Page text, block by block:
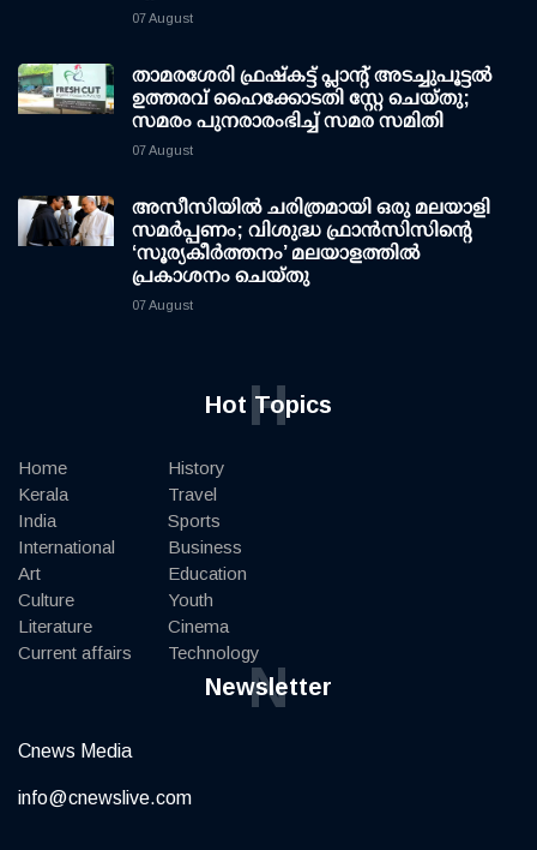
07 August
താമരശേരി ഫ്രഷ്കട്ട് പ്ലാന്റ് അടച്ചുപൂട്ടൽ
ഉത്തരവ് ഹൈക്കോടതി സ്റ്റേ ചെയ്തു;
സമരം പുനരാരംഭിച്ച് സമര സമിതി
07 August
അസീസിയിൽ ചരിത്രമായി ഒരു മലയാളി
സമർപ്പണം; വിശുദ്ധ ഫ്രാൻസിസിന്റെ
‘സൂര്യകീർത്തനം’ മലയാളത്തിൽ
പ്രകാശനം ചെയ്തു
07 August
Hot Topics
H
Home
Kerala
India
International
Art
Culture
Literature
Current affairs
History
Travel
Sports
Business
Education
Youth
Cinema
Technology
Newsletter
N
Cnews Media
info@cnewslive.com